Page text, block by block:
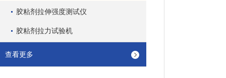
胶粘剂拉伸强度测试仪
胶粘剂拉力试验机
查看更多